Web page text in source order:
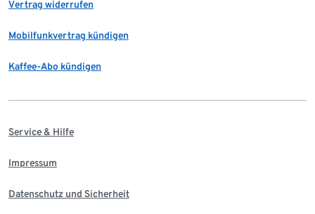
Vertrag widerrufen
Mobilfunkvertrag kündigen
Kaffee-Abo kündigen
Service & Hilfe
Impressum
Datenschutz und Sicherheit